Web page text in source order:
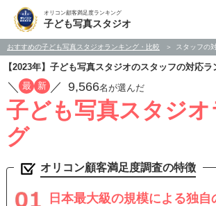
オリコン顧客満足度ランキング
子ども写真スタジオ
おすすめの子ども写真スタジオランキング・比較 スタッフの
【2023年】子ども写真スタジオのスタッフの対応
／ 最 新 ／ 9,566名が選んだ
子ども写真スタジ
グ
オリコン顧客満足度調査の特徴
日本最大級の規模による独自